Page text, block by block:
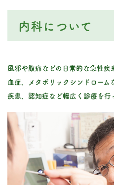
内科について
風邪や腹痛などの日常的な急性
血症、メタボリックシンドロー
疾患、認知症など幅広く診療を行